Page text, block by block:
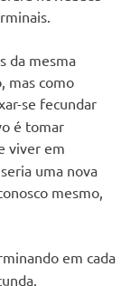
da mesma
mas como
se fecundar
é tomar
viver em
uma nova
mesmo,
em cada